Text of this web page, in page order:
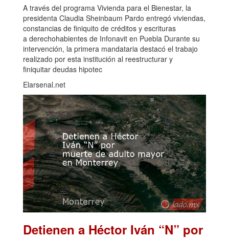
A través del programa Vivienda para el Bienestar, la
presidenta Claudia Sheinbaum Pardo entregó viviendas,
constancias de finiquito de créditos y escrituras
a derechohabientes de Infonavit en Puebla Durante su
intervención, la primera mandataria destacó el trabajo
realizado por esta institución al reestructurar y
finiquitar deudas hipotec
Elarsenal.net
Detienen a Héctor Iván “N” por